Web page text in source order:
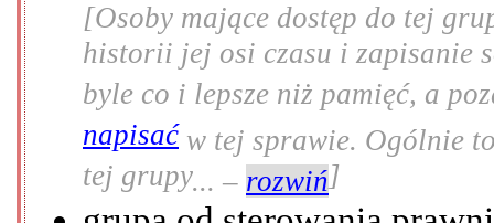
[Osoby mające dostęp do tej
historii jej osi czasu i zapisanie
byle co i lepsze niż pamięć, a
napisać w tej sprawie. Ogólnie
tej grupy... – rozwiń]